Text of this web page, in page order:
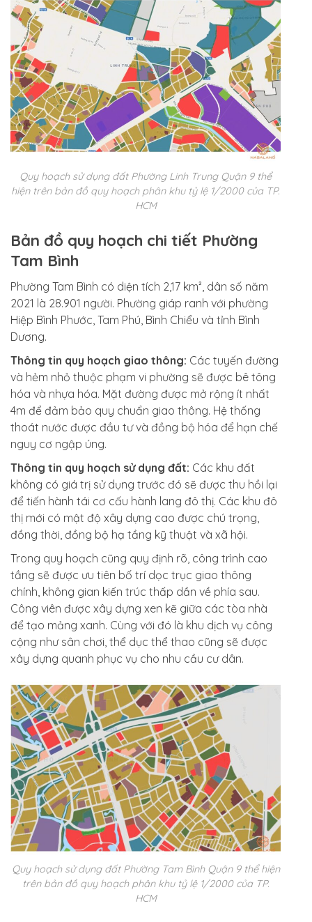
Quy hoạch sử dụng đất Phường Linh Trung Quận 9 thể
hiện trên bản đồ quy hoạch phân khu tỷ lệ 1/2000 của TP.
HCM
Bản đồ quy hoạch chi tiết Phường
Tam Bình
Phường Tam Bình có diện tích 2,17 km², dân số năm
2021 là 28.901 người. Phường giáp ranh với phường
Hiệp Bình Phước, Tam Phú, Bình Chiểu và tỉnh Bình
Dương.
Thông tin quy hoạch giao thông: Các tuyến đường
và hẻm nhỏ thuộc phạm vi phường sẽ được bê tông
hóa và nhựa hóa. Mặt đường được mở rộng ít nhất
4m để đảm bảo quy chuẩn giao thông. Hệ thống
thoát nước được đầu tư và đồng bộ hóa để hạn chế
nguy cơ ngập úng.
Thông tin quy hoạch sử dụng đất: Các khu đất
không có giá trị sử dụng trước đó sẽ được thu hồi lại
để tiến hành tái cơ cấu hành lang đô thị. Các khu đô
thị mới có mật độ xây dựng cao được chú trọng,
đồng thời, đồng bộ hạ tầng kỹ thuật và xã hội.
Trong quy hoạch cũng quy định rõ, công trình cao
tầng sẽ được ưu tiên bố trí dọc trục giao thông
chính, không gian kiến trúc thấp dần về phía sau.
Công viên được xây dựng xen kẽ giữa các tòa nhà
để tạo mảng xanh. Cùng với đó là khu dịch vụ công
cộng như sân chơi, thể dục thể thao cũng sẽ được
xây dựng quanh phục vụ cho nhu cầu cư dân.
Quy hoạch sử dụng đất Phường Tam Bình Quận 9 thể hiện
trên bản đồ quy hoạch phân khu tỷ lệ 1/2000 của TP.
HCM